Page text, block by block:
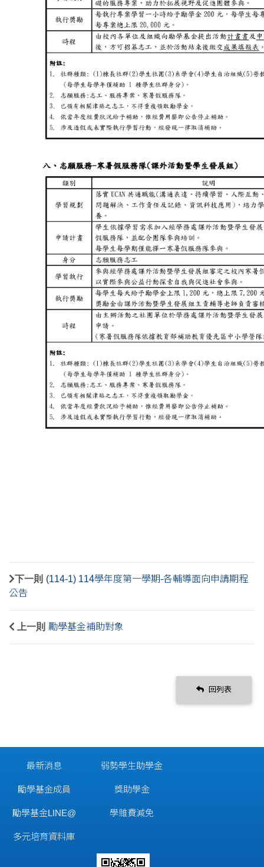
下一則 (114-1) 114學年度第一學期-各輔導面向申請期程
公告
上一則 勵學基金補助對象
回列表
最新消息
勵學基金成員
勵學基金LINE@
多元培育資料庫
弱勢學生助學金
獎助學金
學雜費減免